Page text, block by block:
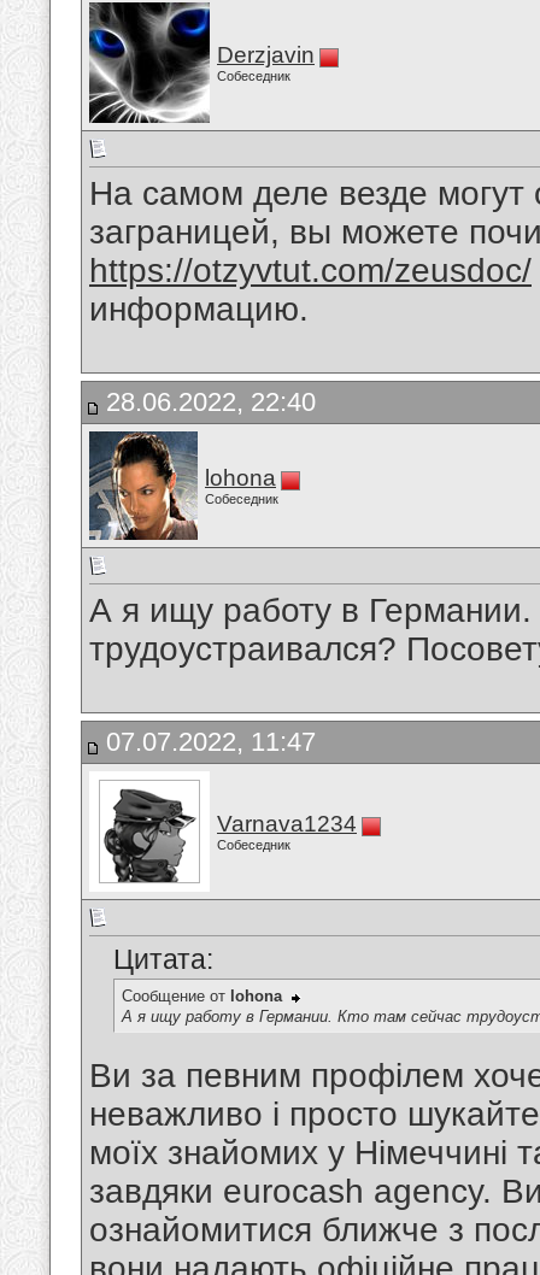
Derzjavin
Собеседник
На самом деле везде могут
заграницей, вы можете
https://otzyvtut.com/zeusdoc/
информацию.
28.06.2022, 22:40
lohona
Собеседник
А я ищу работу в Германии.
трудоустраивался?
07.07.2022, 11:47
Varnava1234
Собеседник
Цитата:
Сообщение от lohona
А я ищу работу в Германии. Кто там сейчас
Ви за певним профілем
неважливо і просто
моїх знайомих у Німеччині
завдяки eurocash agency.
ознайомитися ближче з